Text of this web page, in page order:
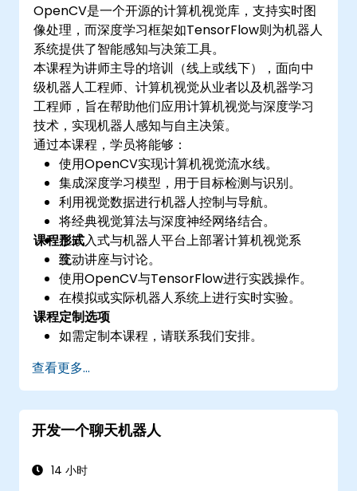
OpenCV是一个开源的计算机视觉库，支持实时图
像处理，而深度学习框架如TensorFlow则为机器人
系统提供了智能感知与决策工具。
本课程为讲师主导的培训（线上或线下），面向中
级机器人工程师、计算机视觉从业者以及机器学习
工程师，旨在帮助他们应用计算机视觉与深度学习
技术，实现机器人感知与自主决策。
通过本课程，学员将能够：
使用OpenCV实现计算机视觉流水线。
集成深度学习模型，用于目标检测与识别。
利用视觉数据进行机器人控制与导航。
将经典视觉算法与深度神经网络结合。
在嵌入式与机器人平台上部署计算机视觉系
统。
课程形式
互动讲座与讨论。
使用OpenCV与TensorFlow进行实践操作。
在模拟或实际机器人系统上进行实时实验。
课程定制选项
如需定制本课程，请联系我们安排。
查看更多...
开发一个聊天机器人
14 小时